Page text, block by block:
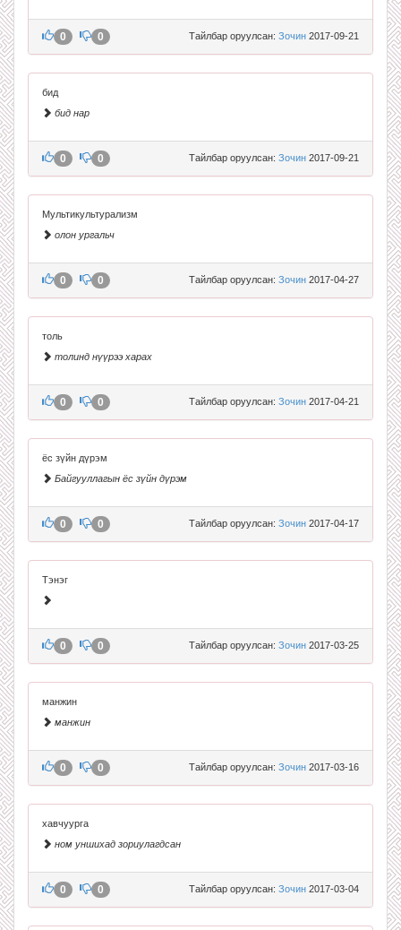
Тайлбар оруулсан: Зочин 2017-09-21
0 0
бид
бид нар
Тайлбар оруулсан: Зочин 2017-09-21
0 0
Мультикультурализм
олон ургальч
Тайлбар оруулсан: Зочин 2017-04-27
0 0
толь
толинд нүүрээ харах
Тайлбар оруулсан: Зочин 2017-04-21
0 0
ёс зүйн дүрэм
Байгууллагын ёс зүйн дүрэм
Тайлбар оруулсан: Зочин 2017-04-17
0 0
Тэнэг
Тайлбар оруулсан: Зочин 2017-03-25
0 0
манжин
манжин
Тайлбар оруулсан: Зочин 2017-03-16
0 0
хавчуурга
ном уншихад зориулагдсан
Тайлбар оруулсан: Зочин 2017-03-04
0 0